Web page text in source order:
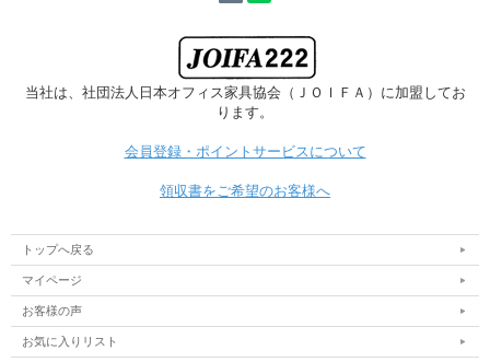
当社は、社団法人日本オフィス家具協会 （ＪＯＩＦＡ）に加盟してお
ります。
会員登録・ポイントサービスについて
領収書をご希望のお客様へ
トップへ戻る
マイページ
お客様の声
お気に入りリスト